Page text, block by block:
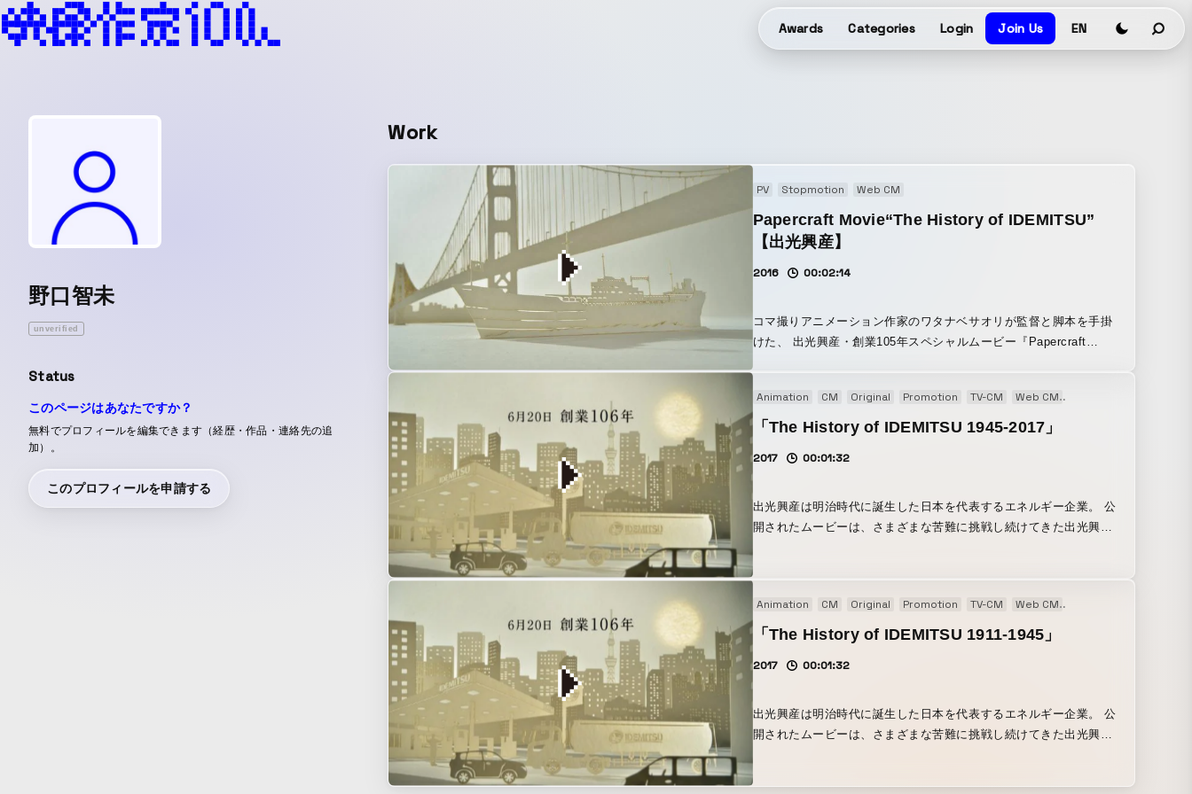
Awards Categories Login Join Us EN
野口智未
unverified
Status
このページはあなたですか？
無料でプロフィールを編集できます（経歴・作品・連絡先の追
加）。
このプロフィールを申請する
Work
PV Stopmotion Web CM
Papercraft Movie“The History of IDEMITSU”
【出光興産】
2016 00:02:14
コマ撮りアニメーション作家のワタナベサオリが監督と脚本を手掛
けた、 出光興産・創業105年スペシャルムービー『Papercraft
ビーは、さまざまな苦難に挑戦し続けてきた出光興産と、 戦後輝か
しい成長を遂げた日本が共に歩んできた歴史をペーパークラフトで
表現したストップモーション・アニメーションです。登場するオブ
ジェクトは全て紙で出来ています。 平面でありながら奥行き感のあ
る映像に仕上げました。 レーザーカッターで厚手のクラフト紙を切
り出し１コマずつ置き換え、 カメラワークとクラフト紙の位置や距
離を少しずつ動かしながら18日間をかけて撮影した力作です。 こ
を少しずつ動かしながらアニメーションをしています。 情緒ある音
楽や効果音にもぜひご注目ください。 撮影やペーパークラフト制作
の様子が覗けるメイキングムービーも公開になりました。 こちらも
ぜひご覧ください↓ 『The Making of History【出光興産】』
vimeo.com/199440756
Animation CM Original Promotion TV-CM Web CM
「The History of IDEMITSU 1945-2017」
2017 00:01:32
出光興産は明治時代に誕生した日本を代表するエネルギー企業。 公
開されたムービーは、さまざまな苦難に挑戦し続けてきた出光興産
ークラフトで表現したストップモーション・アニメーションです。
奥行き感のある映像に仕上げました。 情緒ある音楽や効果音にもぜ
ひご注目ください。
Animation CM Original Promotion TV-CM Web CM
「The History of IDEMITSU 1911-1945」
2017 00:01:32
出光興産は明治時代に誕生した日本を代表するエネルギー企業。 公
開されたムービーは、さまざまな苦難に挑戦し続けてきた出光興産
ークラフトで表現したストップモーション・アニメーションです。